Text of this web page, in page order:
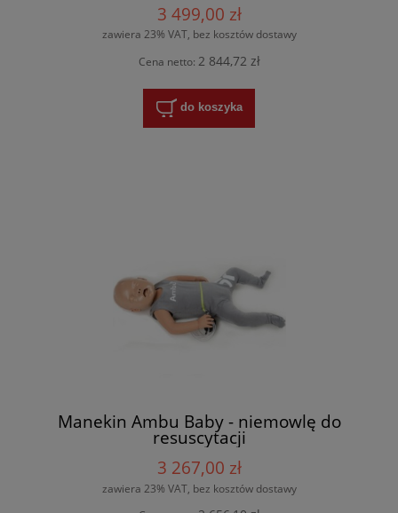
3 499,00 zł
zawiera 23% VAT, bez kosztów dostawy
Cena netto: 2 844,72 zł
do koszyka
Manekin Ambu Baby - niemowlę do
resuscytacji
3 267,00 zł
zawiera 23% VAT, bez kosztów dostawy